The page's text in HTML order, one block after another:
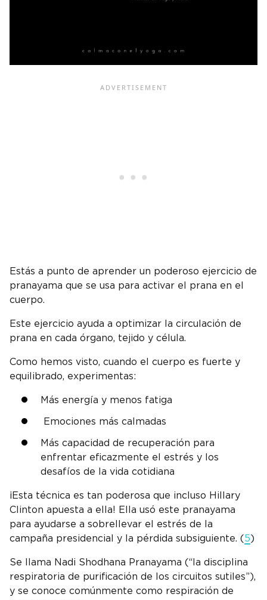
Estás a punto de aprender un poderoso ejercicio de
pranayama que se usa para activar el prana en el
cuerpo.
Este ejercicio ayuda a optimizar la circulación de
prana en cada órgano, tejido y célula.
Como hemos visto, cuando el cuerpo es fuerte y
equilibrado, experimentas:
Más energía y menos fatiga
Emociones más calmadas
Más capacidad de recuperación para
enfrentar eficazmente el estrés y los
desafíos de la vida cotidiana
¡Esta técnica es tan poderosa que incluso Hillary
Clinton apuesta a ella! Ella usó este pranayama
para ayudarse a sobrellevar el estrés de la
campaña presidencial y la pérdida subsiguiente. (5)
Se llama Nadi Shodhana Pranayama (“la disciplina
respiratoria de purificación de los circuitos sutiles”),
y se conoce comúnmente como respiración de